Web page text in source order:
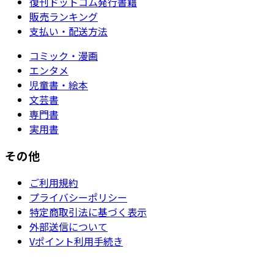
販売ランキング
支払い・配送方法
コミック・漫画
エンタメ
児童書・絵本
文芸書
専門書
実用書
その他
ご利用規約
プライバシーポリシー
特定商取引法に基づく表示
外部送信について
Vポイント利用手続き